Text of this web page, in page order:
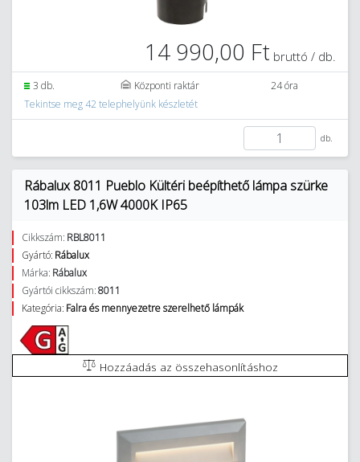
14 990,00 Ft bruttó / db.
3 db. Központi raktár
24 óra
Tekintse meg 42 telephelyünk készletét
db.
Rábalux 8011 Pueblo Kültéri beépíthető lámpa szürke
103lm LED 1,6W 4000K IP65
Cikkszám: RBL8011
Gyártó: Rábalux
Márka: Rábalux
Gyártói cikkszám:8011
Kategória: Falra és mennyezetre szerelhető lámpák
Hozzáadás az összehasonlításhoz